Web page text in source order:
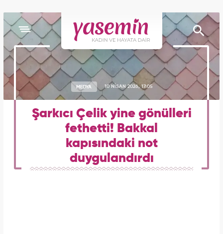
MEDYA 10 NİSAN 2026, 17:05
Şarkıcı Çelik yine gönülleri
fethetti! Bakkal
kapısındaki not
duygulandırdı